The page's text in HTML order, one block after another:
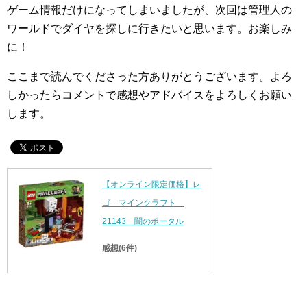
ゲーム情報だけになってしまいましたが、次回は管理人の
ワールドでダイヤを探しに行きたいと思います。お楽しみ
に！
ここまで読んでくださった方ありがとうございます。よろ
しかったらコメントで感想やアドバイスをよろしくお願い
します。
【オンライン限定価格】レ
ゴ マインクラフト
21143 闇のポータル
感想(6件)